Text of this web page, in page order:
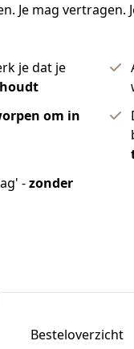
Je mag vertragen.
je dat je
om in
-zonder
Besteloverzicht